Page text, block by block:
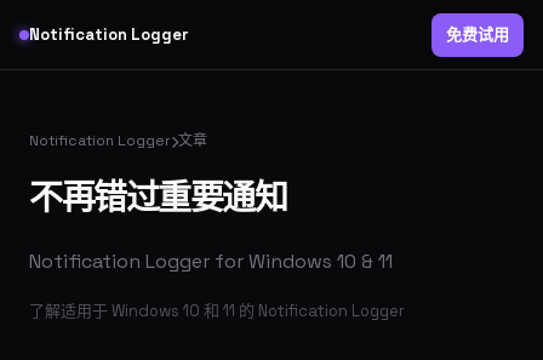
Notification Logger 免费试用
Notification Logger 文章
不再错过重要通知
Notification Logger for Windows 10 & 11
了解适用于 Windows 10 和 11 的 Notification Logger